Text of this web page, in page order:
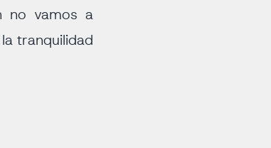
no vamos a
tranquilidad